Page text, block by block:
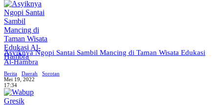
Asyiknya Ngopi Santai Sambil Mancing di Taman Wisata Edukasi
Al-Hambra
Berita Daerah
Sorotan
Mei 19, 2022
17:34